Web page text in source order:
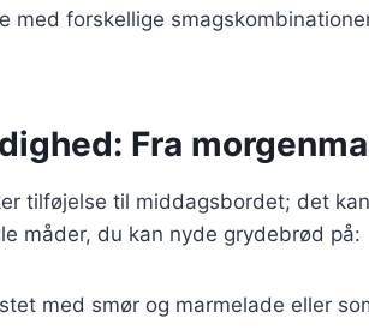
med forskellige
Fra
tilføjelse til middagsbordet; det
måder, du kan nyde grydebrød på:
med smør og marmelade eller